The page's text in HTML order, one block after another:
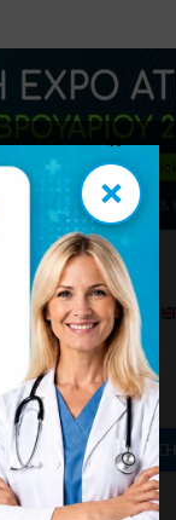
Επικοινωνία
ΑΝΑΖΉΤΗΣΗ
×
×